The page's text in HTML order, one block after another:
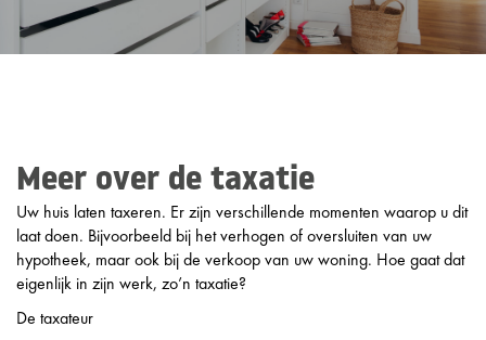
Meer over de taxatie
Uw huis laten taxeren. Er zijn verschillende momenten waarop u dit
laat doen. Bijvoorbeeld bij het verhogen of oversluiten van uw
hypotheek, maar ook bij de verkoop van uw woning. Hoe gaat dat
eigenlijk in zijn werk, zo’n taxatie?
De taxateur